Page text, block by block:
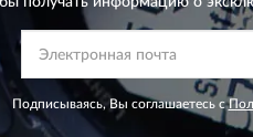
Подписываясь, Вы соглашаетесь с